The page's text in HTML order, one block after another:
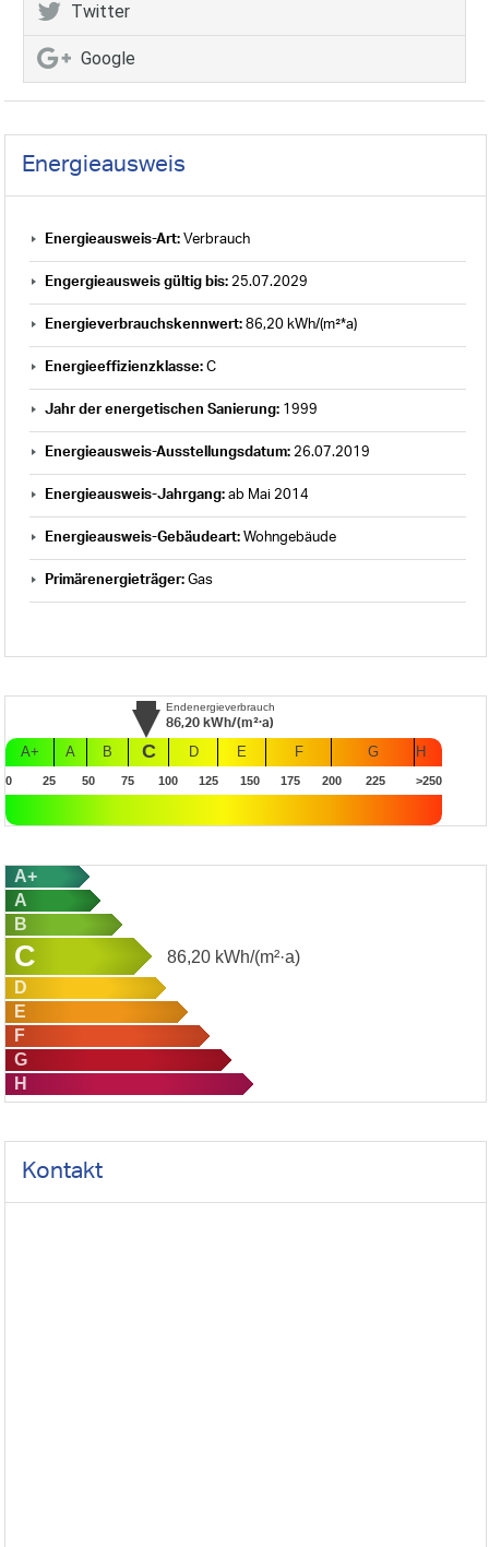
Twitter
Google
Energieausweis
Energieausweis-Art: Verbrauch
Engergieausweis gültig bis: 25.07.2029
Energieverbrauchskennwert: 86,20 kWh/(m²*a)
Energieeffizienzklasse: C
Jahr der energetischen Sanierung: 1999
Energieausweis-Ausstellungsdatum: 26.07.2019
Energieausweis-Jahrgang: ab Mai 2014
Energieausweis-Gebäudeart: Wohngebäude
Primärenergieträger: Gas
Endenergieverbrauch
86,20 kWh/(m²·a)
A+ A B C D E F G H
0 25 50 75 100 125 150 175 200 225 >250
A+
A
B
C 86,20 kWh/(m²·a)
D
E
F
G
H
Kontakt